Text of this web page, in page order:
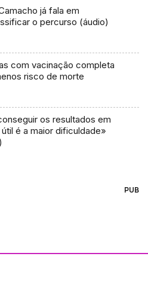
já fala em
o percurso (áudio)
com vacinação completa
risco de morte
os resultados em
é a maior dificuldade»
PUB